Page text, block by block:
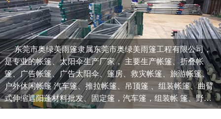
东莞市奥绿美雨篷隶属东莞市奥绿美雨篷工程有限公司，
是专业的帐篷、太阳伞生产厂家， 主要生产帐篷、折叠帐
篷、广告帐篷、广告太阳伞、篷房、救灾帐篷、旅游帐篷、
户外休闲帐篷 汽车篷、推拉帐篷、吊顶篷 、组装帐篷、曲臂
式伸缩遮阳蓬材料批发、固定篷，汽车篷，组装帐 篷、野营
帐篷、庭院伞、凉亭、广告太阳伞、中柱伞......